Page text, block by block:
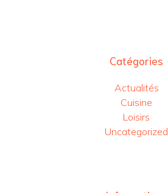
Catégories
Actualités
Cuisine
Loisirs
Uncategorized